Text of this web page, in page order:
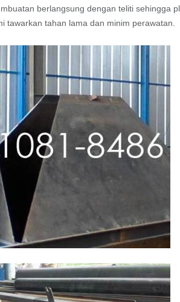
berlangsung dengan teliti sehingga
tawarkan tahan lama dan minim perawatan.